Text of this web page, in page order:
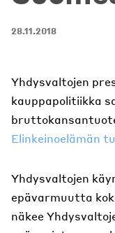
28.11.2018
Yhdysvaltojen
kauppapolitiikka
Elinkeinoelämän
Yhdysvaltojen
epävarmuutta
näkee